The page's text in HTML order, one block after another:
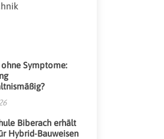
Symptome:
Biberach erhält
Hybrid-Bauweisen